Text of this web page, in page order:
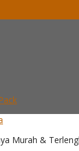
Murah &